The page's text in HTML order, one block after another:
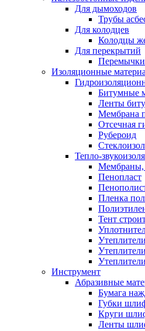
Для дымоходов
Трубы
Для колодцев
Колодцы
Для перекрытий
Перемычки
Изоляционные
Битумные
Ленты
Мембрана
Отсечная
Рубероид
Стеклоизол
Тепло-
Мембраны,
Пенопласт
Пленка
Тент
Инструмент
Абразивные
Бумага
Губки
Круги
Ленты